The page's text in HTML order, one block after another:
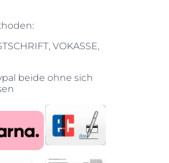
VOKASSE,
beide ohne sich